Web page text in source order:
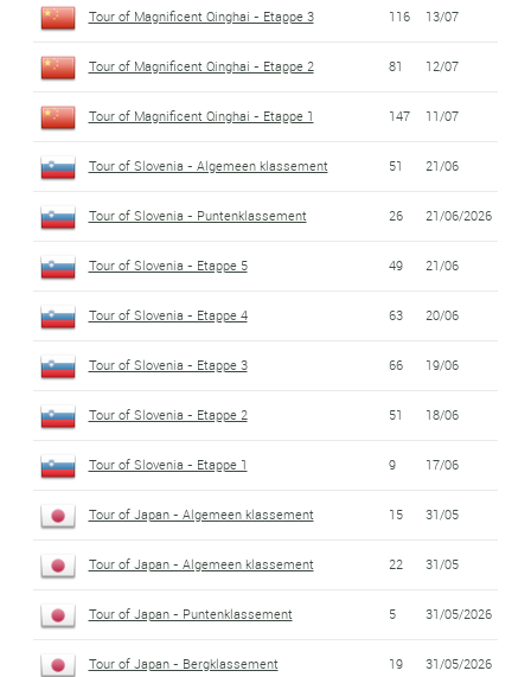
Tour of Magnificent Qinghai - Etappe 3 116 13/07
Tour of Magnificent Qinghai - Etappe 2 81 12/07
Tour of Magnificent Qinghai - Etappe 1 147 11/07
Tour of Slovenia - Algemeen klassement 51 21/06
Tour of Slovenia - Puntenklassement 26 21/06/2026
Tour of Slovenia - Etappe 5 49 21/06
Tour of Slovenia - Etappe 4 63 20/06
Tour of Slovenia - Etappe 3 66 19/06
Tour of Slovenia - Etappe 2 51 18/06
Tour of Slovenia - Etappe 1 9 17/06
Tour of Japan - Algemeen klassement 15 31/05
Tour of Japan - Algemeen klassement 22 31/05
Tour of Japan - Puntenklassement 5 31/05/2026
Tour of Japan - Bergklassement 19 31/05/2026